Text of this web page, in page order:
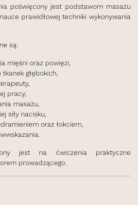
poświęcony jest podstawom masażu
prawidłowej techniki wykonywania
są:
mięśni oraz powięzi,
głębokich,
pracy,
masażu,
siły nacisku,
oraz łokciem,
jest na ćwiczenia praktyczne
prowadzącego.